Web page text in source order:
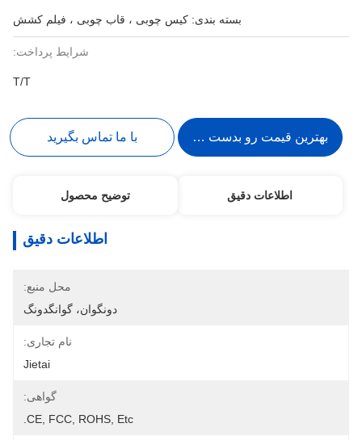
بسته بندی: کیس چوبی ، قاب چوبی ، فیلم کشش
شرایط پرداخت:
T/T
بهترین قیمت رو بدست بیار با ما تماس بگیرید
اطلاعات دقیق توضیح محصول
اطلاعات دقیق
محل منبع:
دونگوان، گوانگدونگ
نام تجاری:
Jietai
گواهی:
CE, FCC, ROHS, Etc.